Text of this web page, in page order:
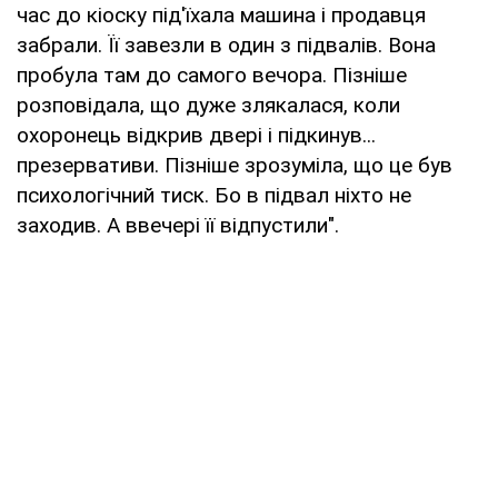
час до кіоску під'їхала машина і продавця
забрали. Її завезли в один з підвалів. Вона
пробула там до самого вечора. Пізніше
розповідала, що дуже злякалася, коли
охоронець відкрив двері і підкинув...
презервативи. Пізніше зрозуміла, що це був
психологічний тиск. Бо в підвал ніхто не
заходив. А ввечері її відпустили".